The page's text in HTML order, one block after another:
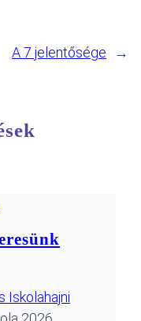
A 7 jelentősége →
Iskolahajni